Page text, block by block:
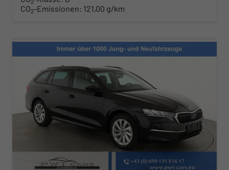
CO2-Emissionen: 121,00 g/km